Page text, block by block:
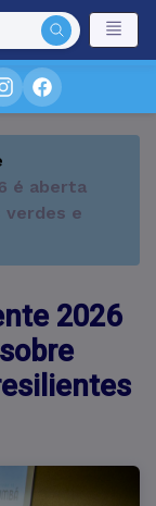
é aberta
verdes e
2026